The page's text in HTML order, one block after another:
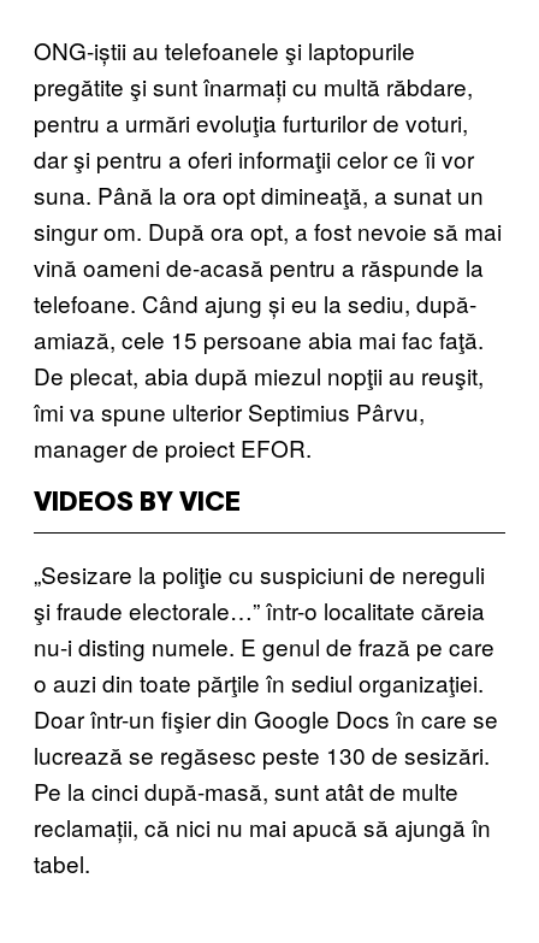
ONG-iștii au telefoanele şi laptopurile
pregătite şi sunt înarmați cu multă răbdare,
pentru a urmări evoluţia furturilor de voturi,
dar şi pentru a oferi informaţii celor ce îi vor
suna. Până la ora opt dimineaţă, a sunat un
singur om. După ora opt, a fost nevoie să mai
vină oameni de-acasă pentru a răspunde la
telefoane. Când ajung și eu la sediu, după-
amiază, cele 15 persoane abia mai fac faţă.
De plecat, abia după miezul nopţii au reuşit,
îmi va spune ulterior Septimius Pârvu,
manager de proiect EFOR.
VIDEOS BY VICE
„Sesizare la poliţie cu suspiciuni de nereguli
şi fraude electorale…” într-o localitate căreia
nu-i disting numele. E genul de frază pe care
o auzi din toate părţile în sediul organizaţiei.
Doar într-un fişier din Google Docs în care se
lucrează se regăsesc peste 130 de sesizări.
Pe la cinci după-masă, sunt atât de multe
reclamații, că nici nu mai apucă să ajungă în
tabel.